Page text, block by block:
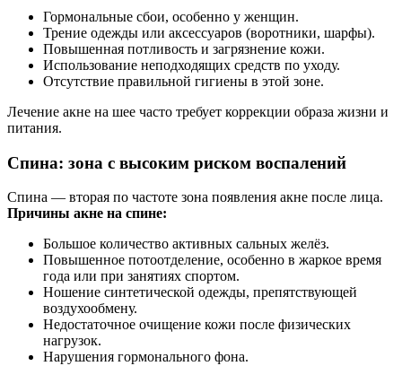
Гормональные сбои, особенно у женщин.
Трение одежды или аксессуаров (воротники, шарфы).
Повышенная потливость и загрязнение кожи.
Использование неподходящих средств по уходу.
Отсутствие правильной гигиены в этой зоне.
Лечение акне на шее часто требует коррекции образа жизни и
питания.
Спина: зона с высоким риском воспалений
Спина — вторая по частоте зона появления акне после лица.
Причины акне на спине:
Большое количество активных сальных желёз.
Повышенное потоотделение, особенно в жаркое время
года или при занятиях спортом.
Ношение синтетической одежды, препятствующей
воздухообмену.
Недостаточное очищение кожи после физических
нагрузок.
Нарушения гормонального фона.